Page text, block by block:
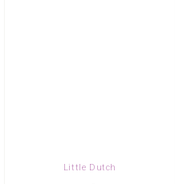
Little Dutch